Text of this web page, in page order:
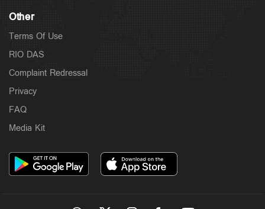
Other
Terms Of Use
RIO DAS
Complaint Redressal
Privacy
FAQ
Media Kit